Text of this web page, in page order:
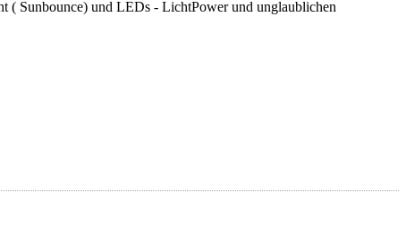
( Sunbounce) und LEDs - LichtPower und unglaublichen